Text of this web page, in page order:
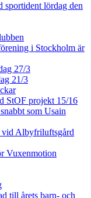
sportident lördag den
i Stockholm är
27/3
21/3
StOF projekt 15/16
som Usain
vid Albyfriluftsgård
Vuxenmotion
till årets barn- och